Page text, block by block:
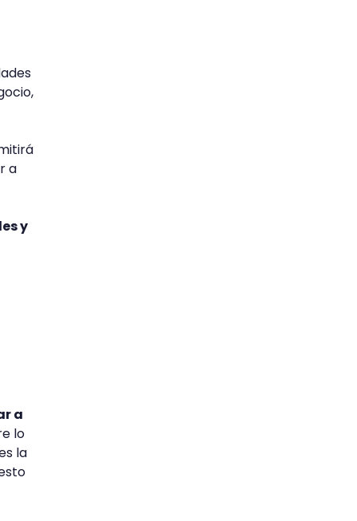
a
y
a
lo
la